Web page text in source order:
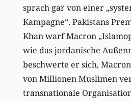
sprach gar von einer
Kampagne“. Pakistans
Khan warf Macron
wie das jordanische
beschwerte er sich,
von Millionen Muslimen
transnationale